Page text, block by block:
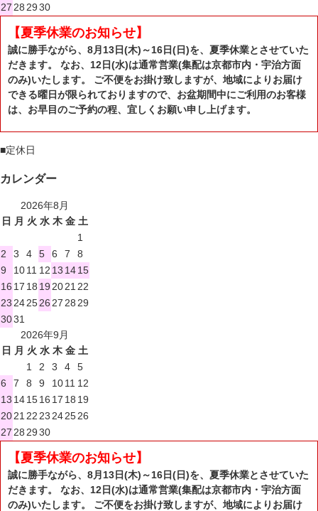
27282930
【夏季休業のお知らせ】
誠に勝手ながら、8月13日(木)～16日(日)を、夏季休業とさせていた
だきます。 なお、12日(水)は通常営業(集配は京都市内・宇治方面
のみ)いたします。 ご不便をお掛け致しますが、地域によりお届け
できる曜日が限られておりますので、お盆期間中にご利用のお客様
は、お早目のご予約の程、宜しくお願い申し上げます。
■定休日
カレンダー
2026年8月
日
月 火 水 木 金 土
1
2
3 4 5 6 7
8
9
1011 12 13 1415
16 17 18 19 2021 22
23 242526 27 28 29
3031
2026年9月
日
月 火 水 木 金 土
1
2 3 4
5
6
7 8 9 1011 12
13 141516 17 18 19
2021 22 23 242526
27 28 2930
【夏季休業のお知らせ】
誠に勝手ながら、8月13日(木)～16日(日)を、夏季休業とさせていた
だきます。 なお、12日(水)は通常営業(集配は京都市内・宇治方面
のみ)いたします。 ご不便をお掛け致しますが、地域によりお届け